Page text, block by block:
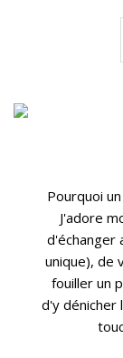
Pourquoi
J'adore
d'échanger
unique), de
fouiller un
d'y dénicher